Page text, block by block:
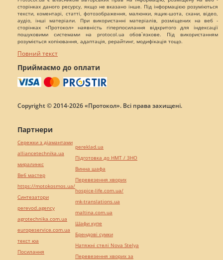
сторінках даного ресурсу, якщо не вказано інше. Під інформацією розуміються
тексти, коментарі, статті, фотозображення, малюнки, ящик-шота, скани, відео,
аудіо, інші матеріали. При використанні матеріалів, розміщених на веб -
сторінках «Протокол» наявність гіперпосилання відкритого для індексації
пошуковими системами на protocol.ua обов`язкове. Під використанням
розуміється копіювання, адаптація, рерайтинг, модифікація тощо.
Повний текст
Приймаємо до оплати
Copyright © 2014-2026 «Протокол». Всі права захищені.
Партнери
Сережки з діамантами
alliancetechnika.ua
миралинкс
Веб мастер
https://motokosmos.ua/
Синтезатори
perevod.agency
agrotechnika.com.ua
europeservice.com.ua
текст юа
Посилання
pereklad.ua
Підготовка до НМТ / ЗНО
Винна шафа
Перевезення хворих
hospice-life.com.ua/
mk-translations.ua
maltina.com.ua
Шафи купе
Брендові сумки
Натяжні стелі Nova Stelya
Перевезення хворих за